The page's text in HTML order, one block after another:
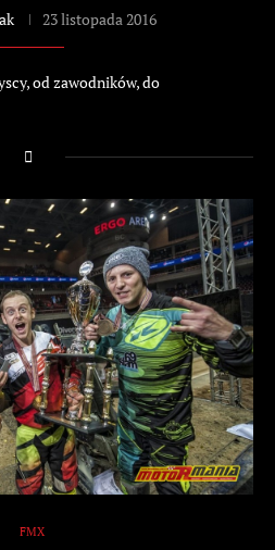
23 listopada 2016
od zawodników, do
FMX